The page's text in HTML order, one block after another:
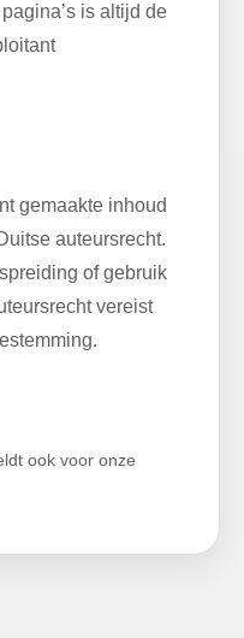
is altijd de
gemaakte inhoud
auteursrecht.
of gebruik
vereist
ook voor onze